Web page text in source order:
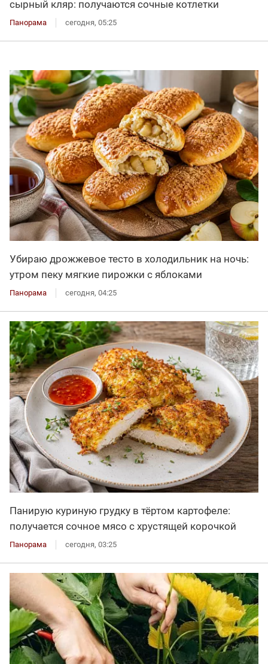
сырный кляр: получаются сочные котлетки
Панорама сегодня, 05:25
Убираю дрожжевое тесто в холодильник на ночь:
утром пеку мягкие пирожки с яблоками
Панорама сегодня, 04:25
Панирую куриную грудку в тёртом картофеле:
получается сочное мясо с хрустящей корочкой
Панорама сегодня, 03:25